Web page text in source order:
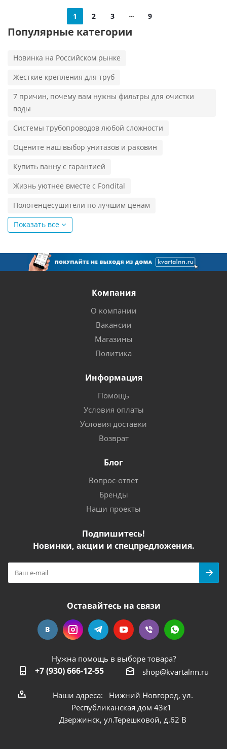
1 2 3 9
Популярные категории
Новинка на Российском рынке
Жесткие крепления для труб
7 причин, почему вам нужны фильтры для очистки
воды
Системы трубопроводов любой сложности
Оцените наш выбор унитазов и раковин
Купить ванну с гарантией
Жизнь уютнее вместе с Fondital
Полотенцесушители по лучшим ценам
Показать все
Компания
О компании
Вакансии
Магазины
Политика
Информация
Помощь
Условия оплаты
Условия доставки
Возврат
Блог
Вопрос-ответ
Бренды
Наши проекты
Подпишитесь!
Новинки, акции и спецпредложения.
Оставайтесь на связи
Нужна помощь в выборе товара?
+7 (930) 666-12-55 shop@kvartalnn.ru
Наши адреса: Нижний Новгород, ул.
Республиканская дом 43к1
Дзержинск, ул.Терешковой, д.62 В